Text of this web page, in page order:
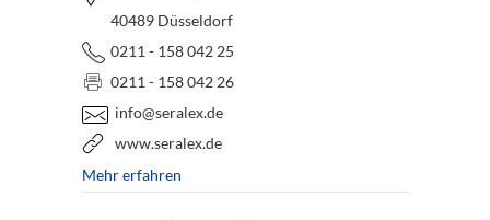
40489 Düsseldorf
0211 - 158 042 25
0211 - 158 042 26
info@seralex.de
www.seralex.de
Mehr erfahren